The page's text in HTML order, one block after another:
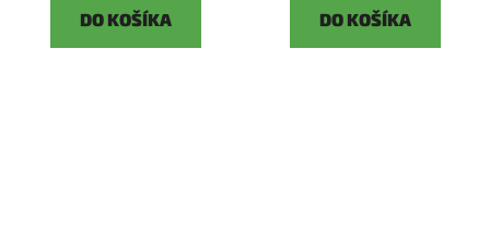
DO KOŠÍKA DO KOŠÍKA